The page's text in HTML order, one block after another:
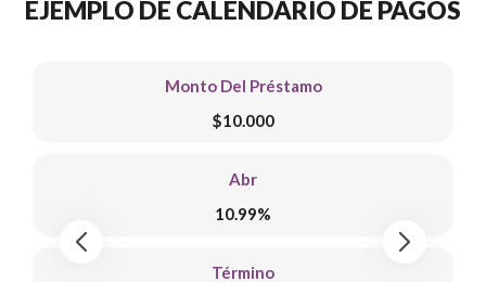
EJEMPLO DE CALENDARIO DE PAGOS
Monto Del Préstamo
$10.000
Abr
10.99%
Término